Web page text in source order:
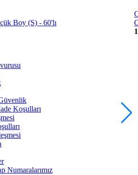
Boy (S) - 60'lı
Koşulları
Numaralarımız